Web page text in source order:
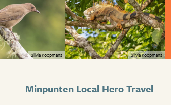
Silvia Koopmans Silvia Koopmans
Minpunten Local Hero Travel